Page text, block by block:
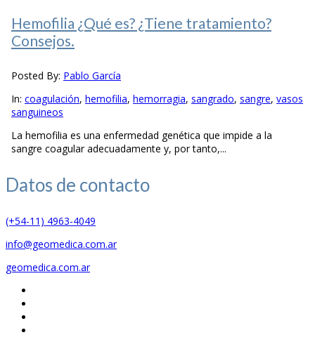
Hemofilia ¿Qué es? ¿Tiene tratamiento?
Consejos.
Posted By: Pablo García
In: coagulación, hemofilia, hemorragia, sangrado, sangre, vasos
sanguineos
La hemofilia es una enfermedad genética que impide a la
sangre coagular adecuadamente y, por tanto,...
Datos de contacto
(+54-11) 4963-4049
info@geomedica.com.ar
geomedica.com.ar